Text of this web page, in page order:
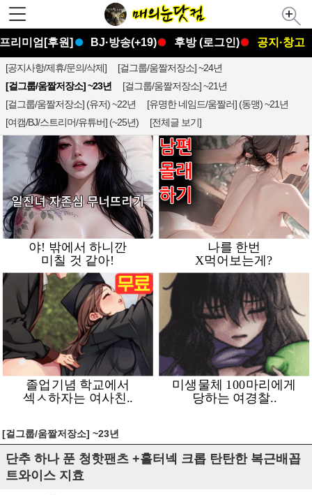
프리미엄[후원] BJ·방송(+19) 후방 (로그인) 공지·창고
[공지사항/제휴/문의/삭제]
[걸그룹/움짤저장소] ~24년
[걸그룹/움짤저장소] ~23년
[걸그룹/움짤저장소] ~21년
[걸그룹/움짤저장소] (유저) ~22년
[유명한 네임드/움짤러] (동맹) ~21년
[여캠/BJ/스트리머/유튜버] (~25년)
[전체글 보기]
[걸그룹/움짤저장소] ~23년
단추 하나 푼 청핫팬츠 +홀터넥 크롭 탄탄한 복근배꼽
트와이스 지효